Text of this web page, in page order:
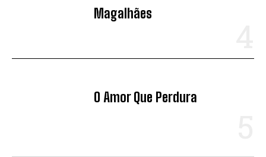
Magalhães
O Amor Que Perdura